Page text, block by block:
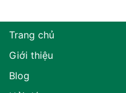
Trang chủ
Giới thiệu
Blog